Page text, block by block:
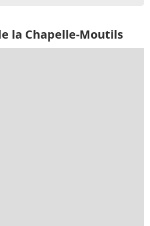
la Chapelle-Moutils